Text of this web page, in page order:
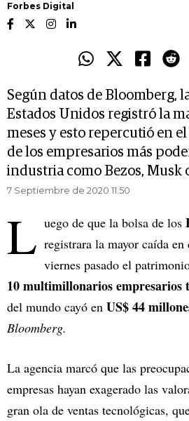
Forbes Digital
Según datos de Bloomberg,
Estados Unidos registró la
meses y esto repercutió en
de los empresarios más
industria como Bezos, Musk
7 Septiembre de 2020 11.50
L uego de que la bolsa de los
registrara la mayor caída en
viernes pasado el
10 multimillonarios empresarios
del mundo cayó en US$ 44
Bloomberg.
La agencia marcó que las
empresas hayan exagerado las
gran ola de ventas tecnológicas,